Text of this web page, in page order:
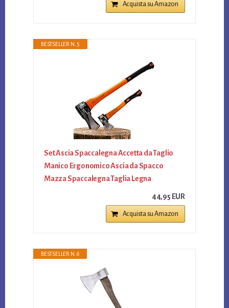
Acquista su Amazon
BESTSELLER N. 5
Set Ascia Spaccalegna Accetta da Taglio
Manico Ergonomico Ascia da Spacco
Mazza Spaccalegna Taglia Legna
44,95 EUR
Acquista su Amazon
BESTSELLER N. 6